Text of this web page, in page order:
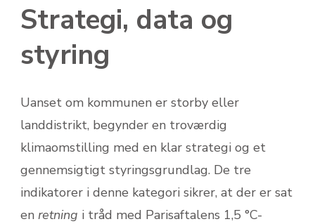
Strategi, data og
styring
Uanset om kommunen er storby eller
landdistrikt, begynder en troværdig
klimaomstilling med en klar strategi og et
gennemsigtigt styringsgrundlag. De tre
indikatorer i denne kategori sikrer, at der er sat
en retning i tråd med Parisaftalens 1,5 °C-